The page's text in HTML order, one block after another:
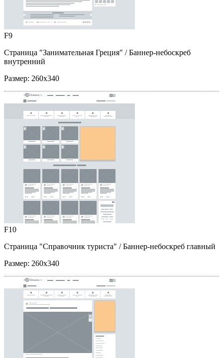
F9
Страница "Занимательная Греция" / Баннер-небоскреб
внутренний
Размер: 260x340
F10
Страница "Справочник туриста" / Баннер-небоскреб главный
Размер: 260x340